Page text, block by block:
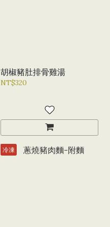
胡椒豬肚排骨雞湯
NT$320
冷凍